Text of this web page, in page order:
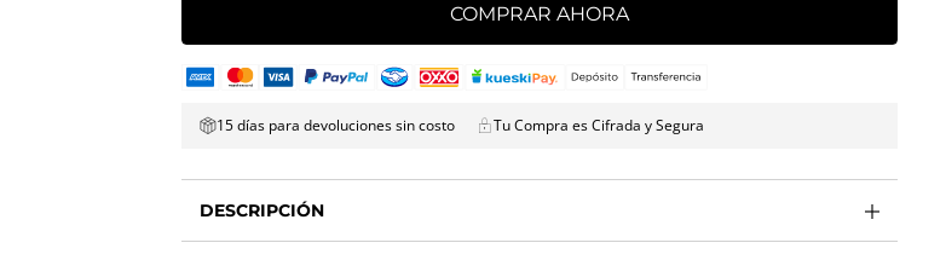
COMPRAR AHORA
15 días para devoluciones sin costo Tu Compra es Cifrada y Segura
DESCRIPCIÓN